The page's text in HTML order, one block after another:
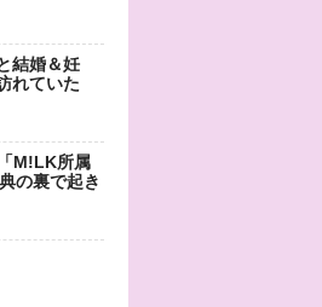
結婚＆妊
れていた
M!LK所属
の裏で起き